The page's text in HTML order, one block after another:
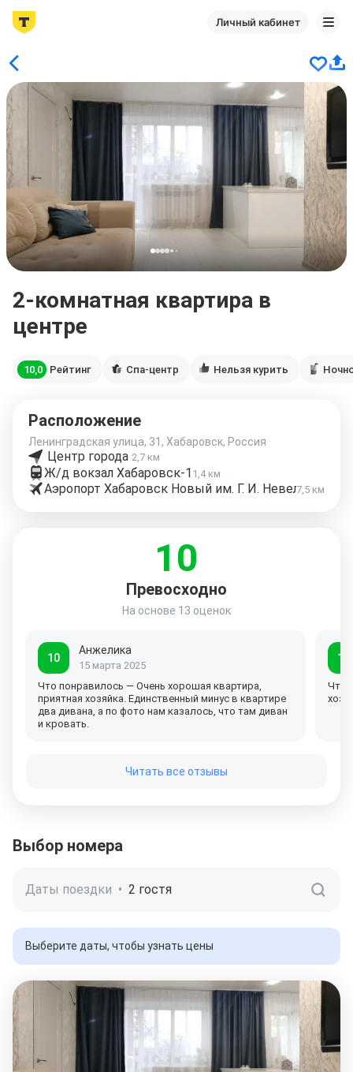
Личный кабинет
2-комнатная квартира в
центре
10,0 Рейтинг Спа-центр Нельзя курить
Расположение
Ленинградская улица, 31, Хабаровск, Россия
Центр города 2,7 км
Ж/д вокзал Хабаровск-1 1,4 км
Аэропорт Хабаровск Новый им. Г. И. Невельского
7,5 км
10
Превосходно
На основе 13 оценок
10
Анжелика
15 марта 2025
Что понравилось — Очень хорошая квартира,
приятная хозяйка. Единственный минус в квартире
два дивана, а по фото нам казалось, что там диван
и кровать.
10
Что
Читать все отзывы
Выбор номера
Даты поездки • 2 гостя
Выберите даты, чтобы узнать цены